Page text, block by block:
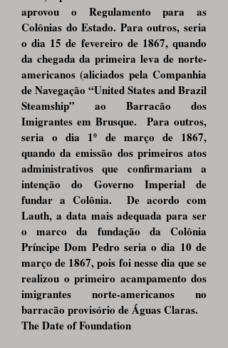
aprovou o Regulamento para as
Colônias do Estado. Para outros, seria
o dia 15 de fevereiro de 1867, quando
da chegada da primeira leva de norte-
americanos (aliciados pela Companhia
de Navegação “United States and Brazil
Steamship” ao Barracão dos
Imigrantes em Brusque. Para outros,
seria o dia 1º de março de 1867,
quando da emissão dos primeiros atos
administrativos que confirmariam a
intenção do Governo Imperial de
fundar a Colônia. De acordo com
Lauth, a data mais adequada para ser
o marco da fundação da Colônia
Príncipe Dom Pedro seria o dia 10 de
março de 1867, pois foi nesse dia que se
realizou o primeiro acampamento dos
imigrantes norte-americanos no
barracão provisório de Águas Claras.
The Date of Foundation